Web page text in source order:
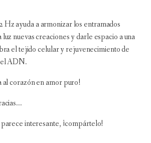
Hz ayuda a armonizar los entramados
nuevas creaciones y darle espacio a una
el tejido celular y rejuvenecimiento de
el ADN.
al corazón en amor puro!
interesante, ¡compártelo!